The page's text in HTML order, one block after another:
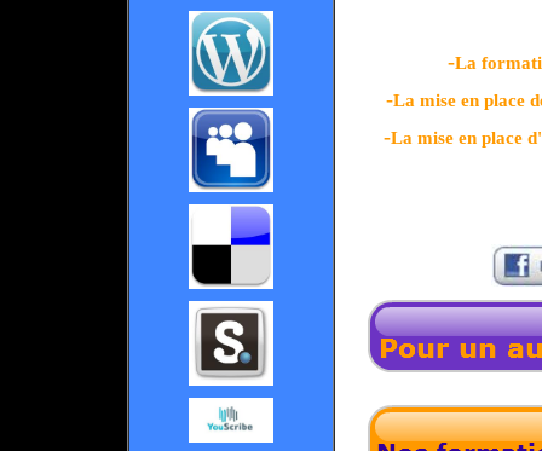
-La
-La mise en place
-La mise en place